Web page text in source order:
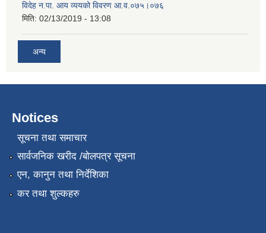
विदेह न.पा. आय व्ययको विवरण आ.व.०७५।०७६
मिति: 02/13/2019 - 13:08
अन्य
Notices
सूचना तथा समाचार
सार्वजनिक खरीद /बोलपत्र सूचना
एन, कानुन तथा निर्देशिका
कर तथा शुल्कहरु